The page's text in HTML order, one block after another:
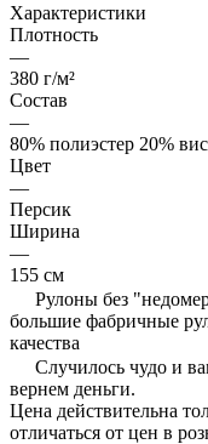
Характеристики
Плотность
—
380 г/м²
Состав
—
80% полиэстер 20%
Цвет
—
Персик
Ширина
—
155 см
Рулоны без
большие фабричные
качества
Случилось чудо и
вернем деньги.
Цена действительна
отличаться от цен в